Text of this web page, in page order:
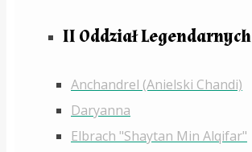
II Oddział Legendarnych
Anchandrel (Anielski Chandi)
Daryanna
Elbrach "Shaytan Min Alqifar"